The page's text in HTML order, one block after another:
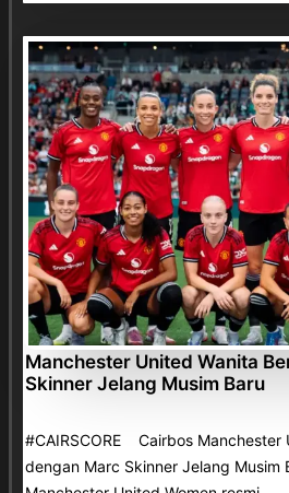
Manchester United Wanita
Skinner Jelang Musim Baru
#CAIRSCORE Cairbos Manchester
dengan Marc Skinner Jelang